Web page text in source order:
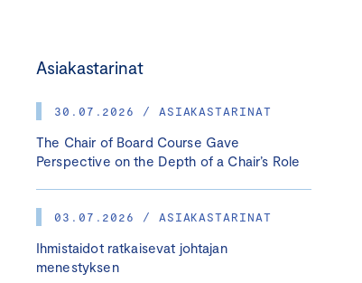
Asiakastarinat
30.07.2026 / ASIAKASTARINAT
The Chair of Board Course Gave
Perspective on the Depth of a Chair’s Role
03.07.2026 / ASIAKASTARINAT
Ihmistaidot ratkaisevat johtajan
menestyksen